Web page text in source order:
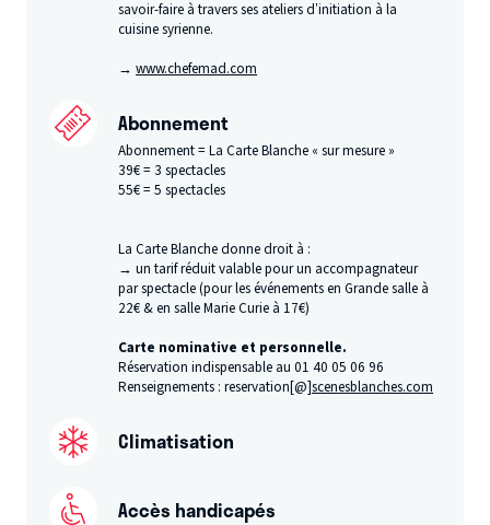
savoir-faire à travers ses ateliers d’initiation à la
cuisine syrienne.
→www​.chefe​mad​.com
Abonnement
Abonnement = La Carte Blanche « sur mesure »
39€ = 3 spectacles
55€ = 5 spectacles
La Carte Blanche donne droit à :
→ un tarif réduit valable pour un accompagnateur
par spectacle (pour les événements en Grande salle à
22€ & en salle Marie Curie à 17€)
Carte nominative et personnelle.
​Réservation indispensable au 01 40 05 06 96
Renseignements : reservation[@]scenesblanches.com
Climatisation
Accès handicapés